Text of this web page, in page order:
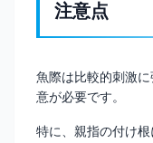
注意点
魚際は比較的刺激
意が必要です。
特に、親指の付け